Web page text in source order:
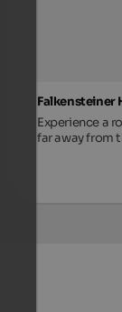
Falkensteiner
Experience a
far away from